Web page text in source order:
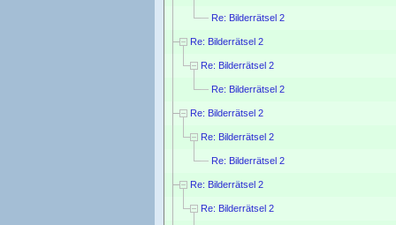
Re: Bilderrätsel 2
Re: Bilderrätsel 2
Re: Bilderrätsel 2
Re: Bilderrätsel 2
Re: Bilderrätsel 2
Re: Bilderrätsel 2
Re: Bilderrätsel 2
Re: Bilderrätsel 2
Re: Bilderrätsel 2